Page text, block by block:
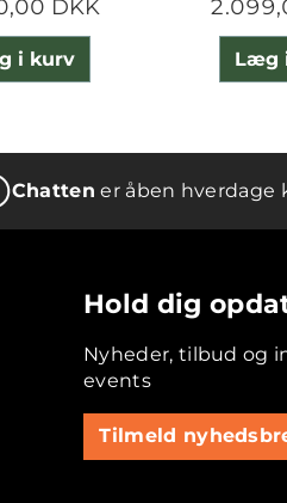
DKK
i kurv Læg
Chatten er åben hverdage
Hold dig
Nyheder, tilbud og
events
Tilmeld